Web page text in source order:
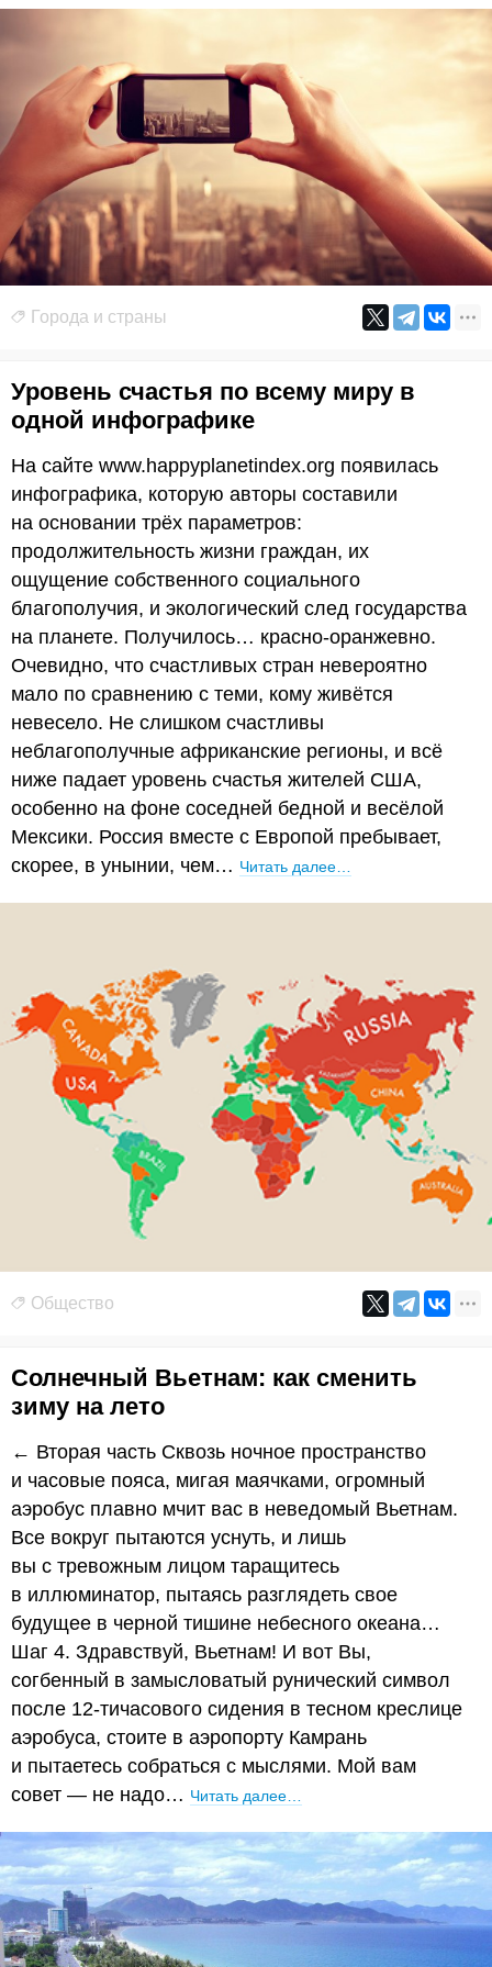
Города и страны
Уровень счастья по всему миру в
одной инфографике
На сайте www.happyplanetindex.org появилась
инфографика, которую авторы составили
на основании трёх параметров:
продолжительность жизни граждан, их
ощущение собственного социального
благополучия, и экологический след государства
на планете. Получилось… красно-оранжевно.
Очевидно, что счастливых стран невероятно
мало по сравнению с теми, кому живётся
невесело. Не слишком счастливы
неблагополучные африканские регионы, и всё
ниже падает уровень счастья жителей США,
особенно на фоне соседней бедной и весёлой
Мексики. Россия вместе с Европой пребывает,
скорее, в унынии, чем… Читать далее…
Общество
Солнечный Вьетнам: как сменить
зиму на лето
← Вторая часть Сквозь ночное пространство
и часовые пояса, мигая маячками, огромный
аэробус плавно мчит вас в неведомый Вьетнам.
Все вокруг пытаются уснуть, и лишь
вы с тревожным лицом таращитесь
в иллюминатор, пытаясь разглядеть свое
будущее в черной тишине небесного океана…
Шаг 4. Здравствуй, Вьетнам! И вот Вы,
согбенный в замысловатый рунический символ
после 12-тичасового сидения в тесном креслице
аэробуса, стоите в аэропорту Камрань
и пытаетесь собраться с мыслями. Мой вам
совет — не надо… Читать далее…